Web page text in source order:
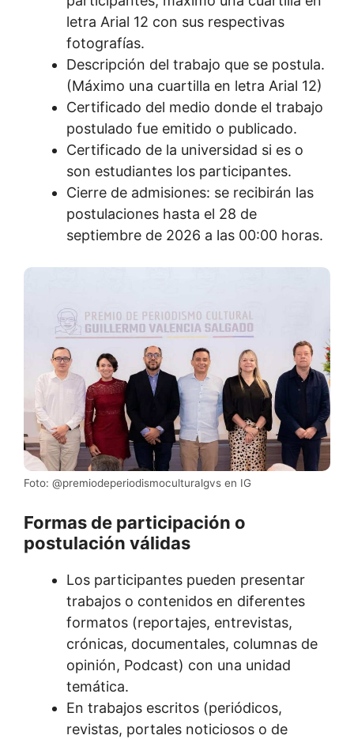
letra Arial 12 con sus respectivas
fotografías.
Descripción del trabajo que se postula.
(Máximo una cuartilla en letra Arial 12)
Certificado del medio donde el trabajo
postulado fue emitido o publicado.
Certificado de la universidad si es o
son estudiantes los participantes.
Cierre de admisiones: se recibirán las
postulaciones hasta el 28 de
septiembre de 2026 a las 00:00 horas.
Foto: @premiodeperiodismoculturalgvs en IG
Formas de participación o
postulación válidas
Los participantes pueden presentar
trabajos o contenidos en diferentes
formatos (reportajes, entrevistas,
crónicas, documentales, columnas de
opinión, Podcast) con una unidad
temática.
En trabajos escritos (periódicos,
revistas, portales noticiosos o de